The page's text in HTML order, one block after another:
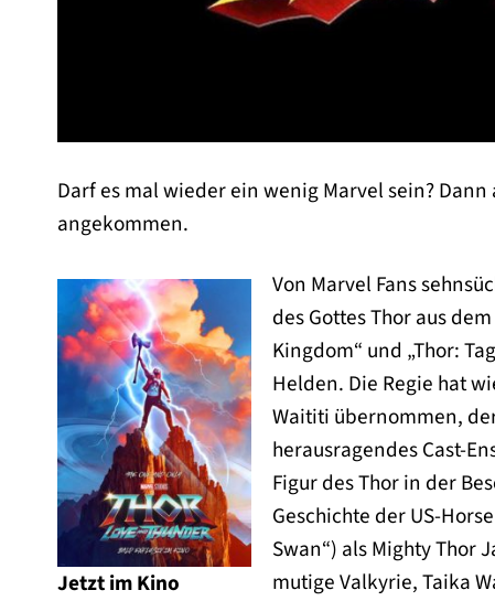
Darf es mal wieder ein wenig Marvel sein?
angekommen.
Jetzt im Kino
Von Marvel Fans
des Gottes Thor aus
Kingdom“ und „Thor:
Helden. Die Regie hat
Waititi übernommen,
herausragendes Cast-
Figur des Thor in der
Geschichte der US-
Swan“) als Mighty Thor
mutige Valkyrie, Taika